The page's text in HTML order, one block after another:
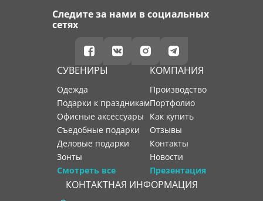
Следите за нами в социальных
сетях
СУВЕНИРЫ
Одежда
Подарки к праздникам
Офисные аксессуары
Съедобные подарки
Деловые подарки
Зонты
Смотреть все
КОМПАНИЯ
производство
портфолио
как купить
отзывы
контакты
новости
Презентация
КОНТАКТНАЯ ИНФОРМАЦИЯ